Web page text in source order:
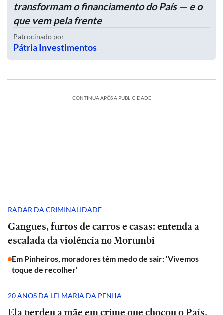
transformam o financiamento do País — e o
que vem pela frente
Patrocinado por
Pátria Investimentos
CONTINUA APÓS A PUBLICIDADE
RADAR DA CRIMINALIDADE
Gangues, furtos de carros e casas: entenda a
escalada da violência no Morumbi
Em Pinheiros, moradores têm medo de sair: 'Vivemos
toque de recolher'
20 ANOS DA LEI MARIA DA PENHA
Ela perdeu a mãe em crime que chocou o País.